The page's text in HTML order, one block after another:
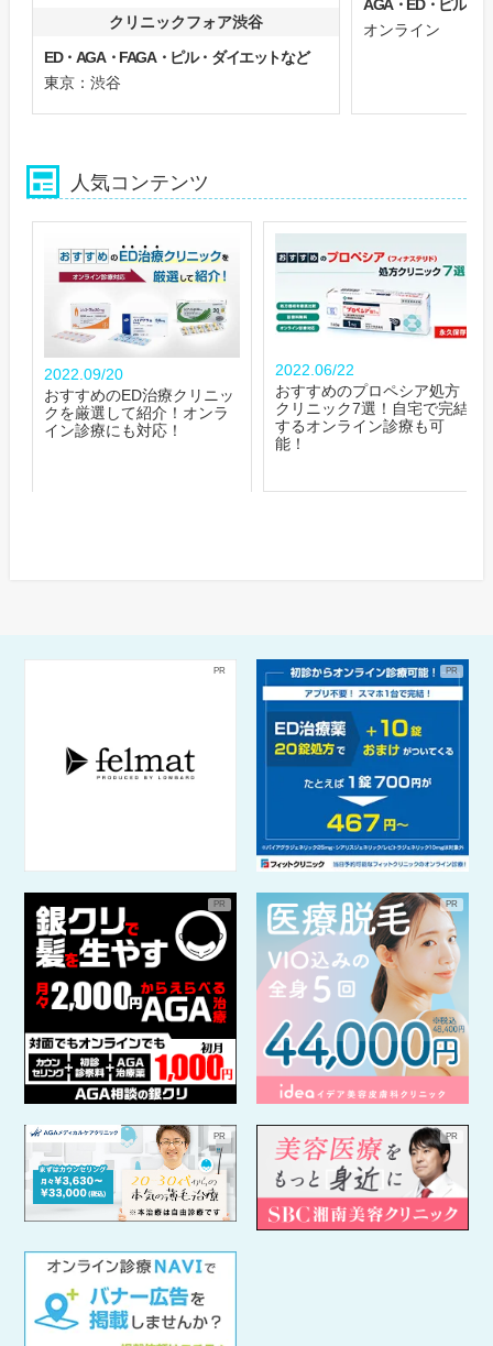
クリニックフォア渋谷
ED・AGA・FAGA・ピル・ダイエットなど
東京：渋谷
AGA・ED・ピル
オンライン
人気コンテンツ
2022.09/20
おすすめのED治療クリニッ
クを厳選して紹介！オンラ
イン診療にも対応！
2022.06/22
おすすめのプロペシア処方
クリニック7選！自宅で完結
するオンライン診療も可
能！